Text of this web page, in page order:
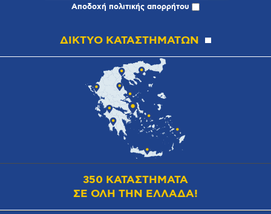
Αποδοχή πολιτικής απορρήτου
ΔΙΚΤΥΟ ΚΑΤΑΣΤΗΜΑΤΩΝ
350 ΚΑΤΑΣΤΗΜΑΤΑ
ΣΕ ΟΛΗ ΤΗΝ ΕΛΛΑΔΑ!